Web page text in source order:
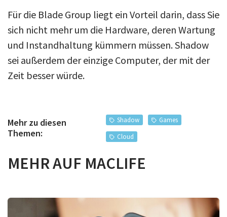
Für die Blade Group liegt ein Vorteil darin, dass Sie
sich nicht mehr um die Hardware, deren Wartung
und Instandhaltung kümmern müssen. Shadow
sei außerdem der einzige Computer, der mit der
Zeit besser würde.
Mehr zu diesen
Themen:
Shadow
Games
Cloud
MEHR AUF MACLIFE